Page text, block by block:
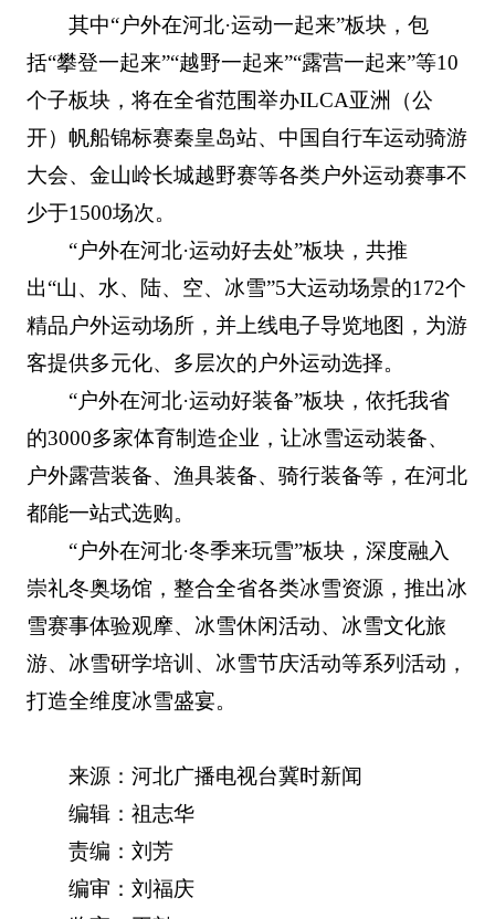
其中“户外在河北·运动一起来”板块，包
括“攀登一起来”“越野一起来”“露营一起来”等10
个子板块，将在全省范围举办ILCA亚洲（公
开）帆船锦标赛秦皇岛站、中国自行车运动骑游
大会、金山岭长城越野赛等各类户外运动赛事不
少于1500场次。
“户外在河北·运动好去处”板块，共推
出“山、水、陆、空、冰雪”5大运动场景的172个
精品户外运动场所，并上线电子导览地图，为游
客提供多元化、多层次的户外运动选择。
“户外在河北·运动好装备”板块，依托我省
的3000多家体育制造企业，让冰雪运动装备、
户外露营装备、渔具装备、骑行装备等，在河北
都能一站式选购。
“户外在河北·冬季来玩雪”板块，深度融入
崇礼冬奥场馆，整合全省各类冰雪资源，推出冰
雪赛事体验观摩、冰雪休闲活动、冰雪文化旅
游、冰雪研学培训、冰雪节庆活动等系列活动，
打造全维度冰雪盛宴。
来源：河北广播电视台冀时新闻
编辑：祖志华
责编：刘芳
编审：刘福庆